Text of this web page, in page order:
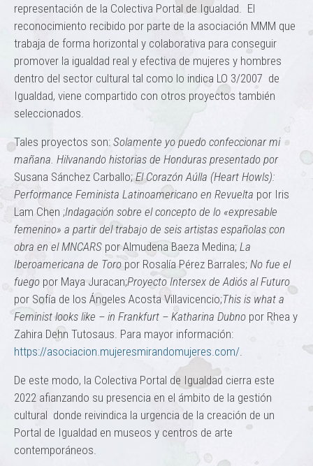
representación de la Colectiva Portal de Igualdad. El
reconocimiento recibido por parte de la asociación MMM que
trabaja de forma horizontal y colaborativa para conseguir
promover la igualdad real y efectiva de mujeres y hombres
dentro del sector cultural tal como lo indica LO 3/2007 de
Igualdad, viene compartido con otros proyectos también
seleccionados.
Tales proyectos son: Solamente yo puedo confeccionar mi
mañana. Hilvanando historias de Honduras presentado por
Susana Sánchez Carballo;El Corazón Aúlla (Heart Howls):
Performance Feminista Latinoamericano en Revuelta por Iris
Lam Chen ;Indagación sobre el concepto de lo «expresable
femenino» a partir del trabajo de seis artistas españolas con
obra en el MNCARS por Almudena Baeza Medina; La
Iberoamericana de Toro por Rosalía Pérez Barrales; No fue el
fuego por Maya Juracan;Proyecto Intersex de Adiós al Futuro
por Sofía de los Ángeles Acosta Villavicencio;This is what a
Feminist looks like – in Frankfurt – Katharina Dubno por Rhea y
Zahira Dehn Tutosaus. Para mayor información:
https://asociacion.mujeresmirandomujeres.com/
De este modo, la Colectiva Portal de Igualdad cierra este
2022 afianzando su presencia en el ámbito de la gestión
cultural donde reivindica la urgencia de la creación de un
Portal de Igualdad en museos y centros de arte
contemporáneos.